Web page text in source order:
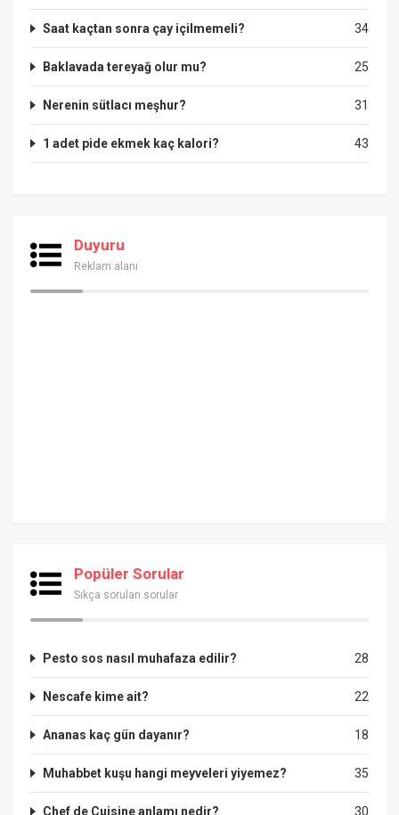
34
Saat kaçtan sonra çay içilmemeli?
25
Baklavada tereyağ olur mu?
31
Nerenin sütlacı meşhur?
43
1 adet pide ekmek kaç kalori?
Duyuru
Reklam alanı
Popüler Sorular
Sıkça sorulan sorular
28
Pesto sos nasıl muhafaza edilir?
22
Nescafe kime ait?
18
Ananas kaç gün dayanır?
35
Muhabbet kuşu hangi meyveleri yiyemez?
30
Chef de Cuisine anlamı nedir?